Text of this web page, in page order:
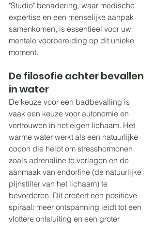
"Studio" benadering, waar medische
expertise en een menselijke aanpak
samenkomen, is essentieel voor uw
mentale voorbereiding op dit unieke
moment.
De filosofie achter bevallen
in water
De keuze voor een badbevalling is
vaak een keuze voor autonomie en
vertrouwen in het eigen lichaam. Het
warme water werkt als een natuurlijke
cocon die helpt om stresshormonen
zoals adrenaline te verlagen en de
aanmaak van endorfine (de natuurlijke
pijnstiller van het lichaam) te
bevorderen. Dit creëert een positieve
spiraal: meer ontspanning leidt tot een
vlottere ontsluiting en een groter